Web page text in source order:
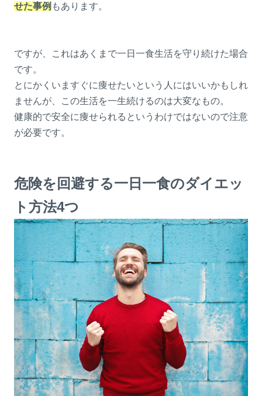
せた事例 もあります。
ですが、これはあくまで一日一食生活を守り続けた場合
です。
とにかくいますぐに痩せたいという人にはいいかもしれ
ませんが、この生活を一生続けるのは大変なもの。
健康的で安全に痩せられるというわけではないので注意
が必要です。
危険を回避する一日一食のダイエッ
ト方法4つ